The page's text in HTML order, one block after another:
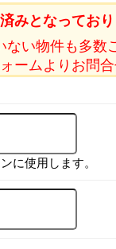
みとなっており
い物件も多数
ームよりお問合
に使用します。